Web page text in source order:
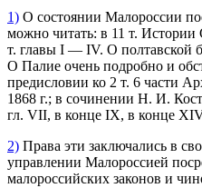
1) О состоянии Малороссии
можно читать: в 11 т.
т. главы I — ІV. О полтавской
О Палие очень подробно и
предисловии ко 2 т. 6 части
1868 г.; в сочинении Н. И.
гл. VII, в конце IX, в конце
2) Права эти заключались в
управлении Малороссией
малороссийских законов и